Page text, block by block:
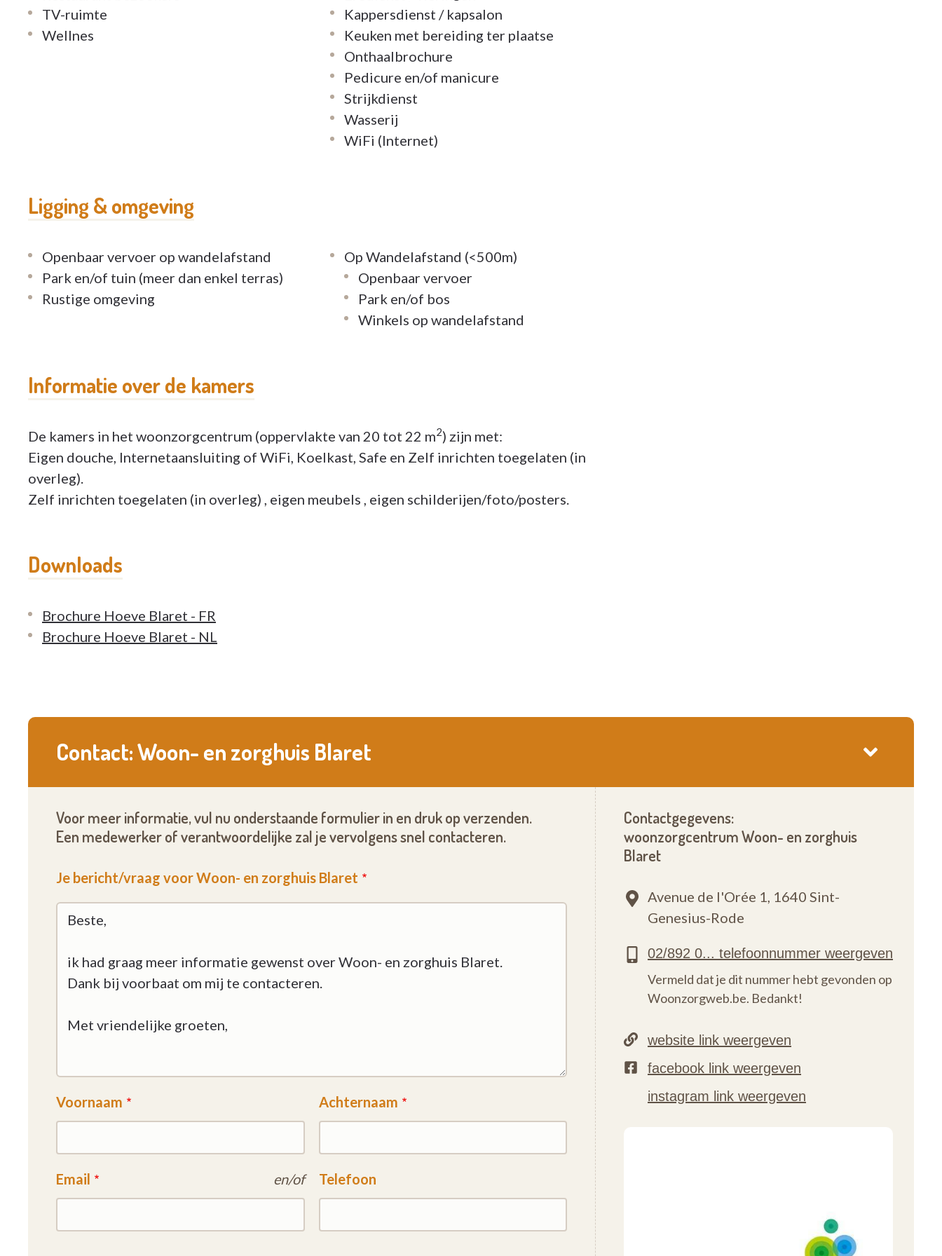
Zin in gezelschap? Residentie Blaret organiseert geregeld activiteiten zoals de populaire
zangnamiddag, een wandeling in het Zoniënwoud of gymnastiek met de ergotherapeute. De
schoolkinderen uit de buurt brengen u ook af en toe een bezoekje en zorgen voor animatie
of optredens op het binnenplein van de kasteelhoeve.
TV-ruimte
Wellnes
Kappersdienst / kapsalon
Keuken met bereiding ter plaatse
Onthaalbrochure
Pedicure en/of manicure
Strijkdienst
Wasserij
WiFi (Internet)
Ligging & omgeving
Openbaar vervoer op wandelafstand
Park en/of tuin (meer dan enkel terras)
Rustige omgeving
Op Wandelafstand (<500m)
Openbaar vervoer
Park en/of bos
Winkels op wandelafstand
Informatie over de kamers
De kamers in het woonzorgcentrum (oppervlakte van 20 tot 22 m2) zijn met:
Eigen douche, Internetaansluiting of WiFi, Koelkast, Safe en Zelf inrichten toegelaten (in
overleg).
Zelf inrichten toegelaten (in overleg) , eigen meubels , eigen schilderijen/foto/posters.
Downloads
Brochure Hoeve Blaret - FR
Brochure Hoeve Blaret - NL
Contact: Woon- en zorghuis Blaret
Voor meer informatie, vul nu onderstaande formulier in en druk op verzenden.
Een medewerker of verantwoordelijke zal je vervolgens snel contacteren.
Je bericht/vraag voor Woon- en zorghuis Blaret
Voornaam Achternaam
Email en/of Telefoon
Contactgegevens:
woonzorgcentrum Woon- en zorghuis
Blaret
Avenue de l'Orée 1, 1640 Sint-
Genesius-Rode
Vermeld dat je dit nummer hebt gevonden op
Woonzorgweb.be. Bedankt!